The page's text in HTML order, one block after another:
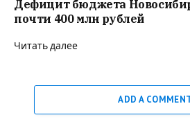
Дефицит бюджета
почти 400 млн рублей
Читать далее
ADD A